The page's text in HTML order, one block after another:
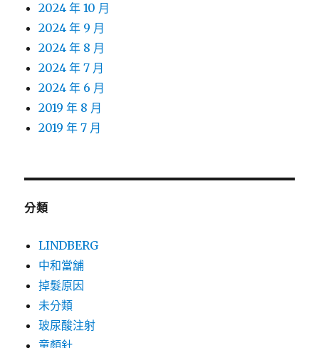
2024 年 10 月
2024 年 9 月
2024 年 8 月
2024 年 7 月
2024 年 6 月
2019 年 8 月
2019 年 7 月
分類
LINDBERG
中和當舖
掉髮原因
未分類
玻尿酸注射